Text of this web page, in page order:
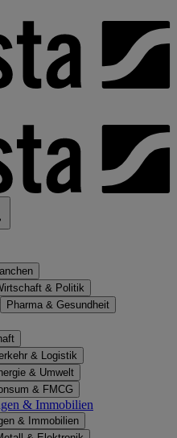
& Politik
Pharma & Gesundheit
& Logistik
& Umwelt
& FMCG
& Immobilien
& Immobilien